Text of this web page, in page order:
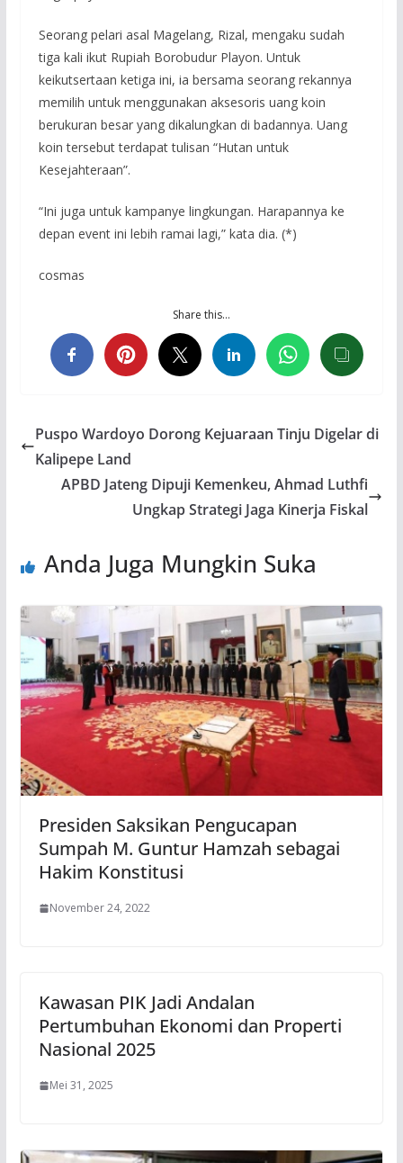
Seorang pelari asal Magelang, Rizal, mengaku sudah
tiga kali ikut Rupiah Borobudur Playon. Untuk
keikutsertaan ketiga ini, ia bersama seorang rekannya
memilih untuk menggunakan aksesoris uang koin
berukuran besar yang dikalungkan di badannya. Uang
koin tersebut terdapat tulisan “Hutan untuk
Kesejahteraan”.
“Ini juga untuk kampanye lingkungan. Harapannya ke
depan event ini lebih ramai lagi,” kata dia. (*)
cosmas
Share this…
Puspo Wardoyo Dorong Kejuaraan Tinju Digelar di
Kalipepe Land
APBD Jateng Dipuji Kemenkeu, Ahmad Luthfi
Ungkap Strategi Jaga Kinerja Fiskal
Anda Juga Mungkin Suka
Presiden Saksikan Pengucapan
Sumpah M. Guntur Hamzah sebagai
Hakim Konstitusi
November 24, 2022
Kawasan PIK Jadi Andalan
Pertumbuhan Ekonomi dan Properti
Nasional 2025
Mei 31, 2025